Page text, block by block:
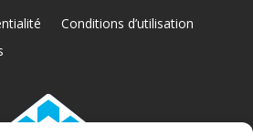
Conditions d’utilisation